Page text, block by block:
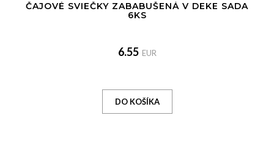
ČAJOVÉ SVIEČKY ZABABUŠENÁ V DEKE SADA
6KS
6.55 EUR